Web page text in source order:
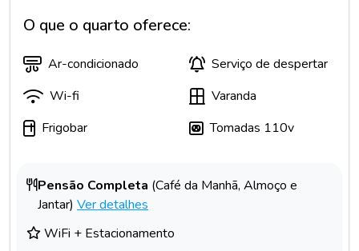
O que o quarto oferece:
Ar-condicionado
Serviço de despertar
Wi-fi
Varanda
Frigobar
Tomadas 110v
Pensão Completa (Café da Manhã, Almoço e
Jantar) Ver detalhes
WiFi + Estacionamento